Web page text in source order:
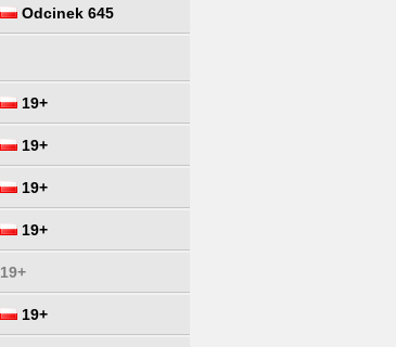
Odcinek 645
19+
19+
19+
19+
19+
19+